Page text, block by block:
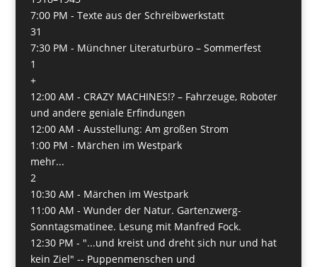
7:00 PM - Texte aus der Schreibwerkstatt
31
7:30 PM - Münchner Literaturbüro – Sommerfest
1
+
12:00 AM - CRAZY MACHINES!? – Fahrzeuge, Roboter
und andere geniale Erfindungen
12:00 AM - Ausstellung: Am großen Strom
1:00 PM - Märchen im Westpark
mehr...
2
10:30 AM - Märchen im Westpark
11:00 AM - Wunder der Natur. Gartenzwerg-
Sonntagsmatinee. Lesung mit Manfred Fock.
12:30 PM - "...und kreist und dreht sich nur und hat
kein Ziel" -- Puppenmenschen und